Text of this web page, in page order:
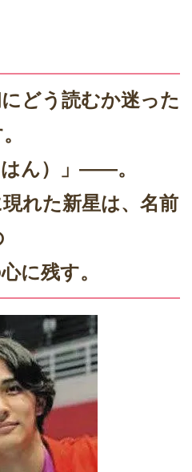
どう読むか迷った
はん）」――。
れた新星は、名前
に残す。